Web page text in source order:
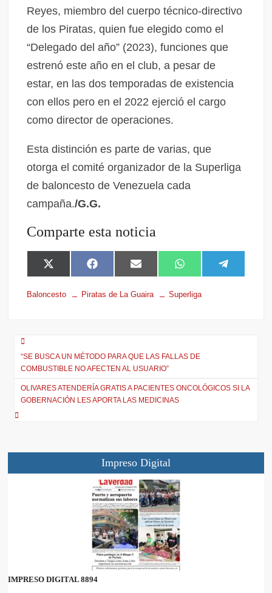
Reyes, miembro del cuerpo técnico-directivo
de los Piratas, quien fue elegido como el
“Delegado del año” (2023), funciones que
estrenó este año en el club, a pesar de
estar, en las dos temporadas de existencia
con ellos pero en el 2022 ejerció el cargo
como director de operaciones.
Esta distinción es parte de varias, que
otorga el comité organizador de la Superliga
de baloncesto de Venezuela cada
campaña./G.G.
Comparte esta noticia
X
(
T
r
)
F
a
c
E
m
a
W
h
a
e
Baloncesto Piratas de La Guaira Superliga
“SE BUSCA UN MÉTODO PARA QUE LAS FALLAS DE
COMBUSTIBLE NO AFECTEN AL USUARIO”
OLIVARES ATENDERÍA GRATIS A PACIENTES ONCOLÓGICOS SI LA
GOBERNACIÓN LES APORTA LAS MEDICINAS
Impreso Digital
IMPRESO DIGITAL 8894